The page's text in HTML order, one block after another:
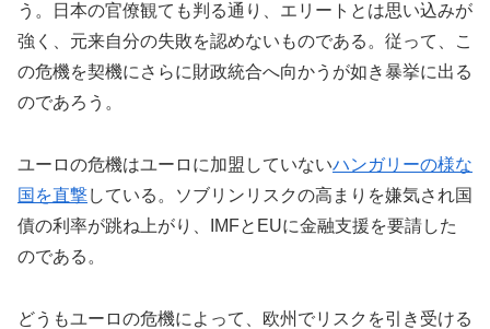
う。日本の官僚観ても判る通り、エリートとは思い込みが
強く、元来自分の失敗を認めないものである。従って、こ
の危機を契機にさらに財政統合へ向かうが如き暴挙に出る
のであろう。
ユーロの危機はユーロに加盟していないハンガリーの様な
国を直撃している。ソブリンリスクの高まりを嫌気され国
債の利率が跳ね上がり、IMFとEUに金融支援を要請した
のである。
どうもユーロの危機によって、欧州でリスクを引き受ける